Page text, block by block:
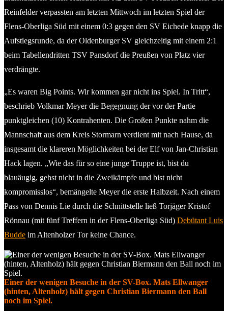
Reinfelder verpassten am letzten Mittwoch im letzten Spiel der
Flens-Oberliga Süd mit einem 0:3 gegen den SV Eichede knapp die
Aufstiegsrunde, da der Oldenburger SV gleichzeitig mit einem 2:1
beim Tabellendritten TSV Pansdorf die Preußen von Platz vier
verdrängte.
„Es waren Big Points. Wir kommen gar nicht ins Spiel. In Tritt“,
beschrieb Volkmar Meyer die Begegnung der vor der Partie
punktgleichen (10) Kontrahenten. Die Großen Punkte nahm die
Mannschaft aus dem Kreis Stormarn verdient mit nach Hause, da
insgesamt die klareren Möglichkeiten bei der Elf von Jan-Christian
Hack lagen. „Wie das für so eine junge Truppe ist, bist du
blauäugig, gehst nicht in die Zweikämpfe und bist nicht
kompromisslos“, bemängelte Meyer die erste Halbzeit. Nach einem
Pass von Dennis Lie durch die Schnittstelle ließ Torjäger Kristof
Rönnau (mit fünf Treffern in der Flens-Oberliga Süd) Debütant Luis
Budde im Altenholzer Tor keine Chance.
Einer der wenigen Besuche in der SV-Box. Mats Ellwanger
(hinten, Altenholz) hält gegen Christian Biermann den Ball
noch im Spiel.